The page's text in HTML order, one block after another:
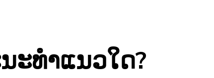
ະທໍາແນວໃດ?